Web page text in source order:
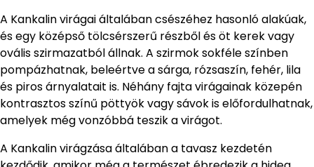
A Kankalin virágai általában csészéhez hasonló alakúak,
és egy középső tölcsérszerű részből és öt kerek vagy
ovális szirmazatból állnak. A szirmok sokféle színben
pompázhatnak, beleértve a sárga, rózsaszín, fehér, lila
és piros árnyalatait is. Néhány fajta virágainak közepén
kontrasztos színű pöttyök vagy sávok is előfordulhatnak,
amelyek még vonzóbbá teszik a virágot.
A Kankalin virágzása általában a tavasz kezdetén